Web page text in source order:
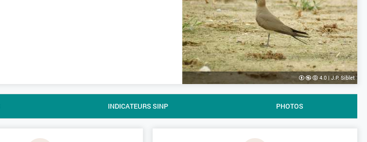
4.0 | J.P. Siblet
INDICATEURS SINP PHOTOS